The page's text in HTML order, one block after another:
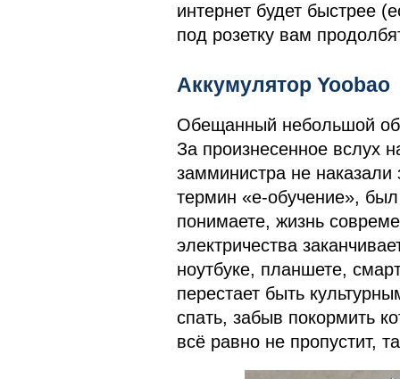
интернет будет быстрее
под розетку вам
Аккумулятор Yoobao
Обещанный небольшой
За произнесенное вслух
замминистра не
термин «е-обучение»,
понимаете, жизнь
электричества
ноутбуке, планшете,
перестает быть
спать, забыв покормить
всё равно не пропустит,